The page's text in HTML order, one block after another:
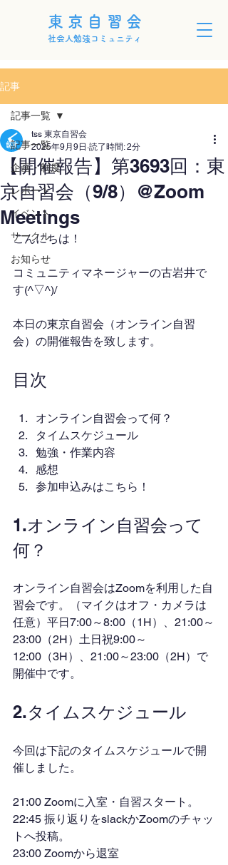
東京自習会
社会人勉強コミュニティ
記事
記事一覧
企画・制度
レポート
イベント
サークル
お知らせ
記事一覧
【開催報告】第3693回：東
京自習会（9/8）@Zoom
Meetings
tss 東京自習会
2025年9月9日 読了時間: 2分
こんにちは！
コミュニティマネージャーの古岩井で
す(^▽^)/
本日の東京自習会（オンライン自習
会）の開催報告を致します。
目次
オンライン自習会って何？
タイムスケジュール
勉強・作業内容
感想
参加申込みはこちら！
1.オンライン自習会って
何？
オンライン自習会はZoomを利用した自
習会です。（マイクはオフ・カメラは
任意）平日7:00～8:00（1H）、21:00～
23:00（2H）土日祝9:00～
12:00（3H）、21:00～23:00（2H）で
開催中です。
2.タイムスケジュール
今回は下記のタイムスケジュールで開
催しました。
21:00 Zoomに入室・自習スタート。
22:45 振り返りをslackかZoomのチャッ
トへ投稿。
23:00 Zoomから退室